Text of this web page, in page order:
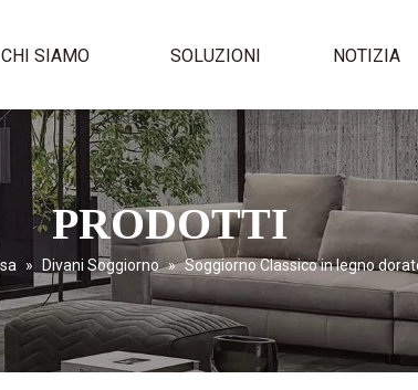
CHI SIAMO SOLUZIONI NOTIZIA
PRODOTTI
» Divani Soggiorno » Soggiorno Classico in legno